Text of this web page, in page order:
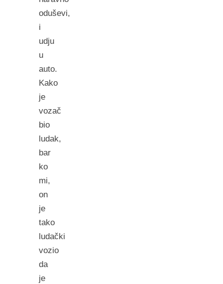
oduševi,
i
udju
u
auto.
Kako
je
vozač
bio
ludak,
bar
ko
mi,
on
je
tako
ludački
vozio
da
je